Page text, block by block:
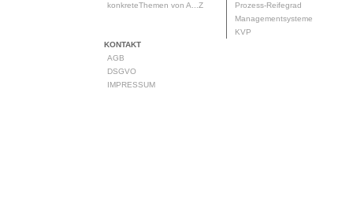
konkreteThemen von A...Z
Prozess-Reifegrad
Managementsysteme
KVP
KONTAKT
AGB
DSGVO
IMPRESSUM